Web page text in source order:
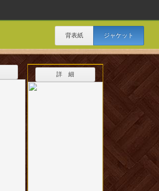
背表紙 ジャケット
詳 細